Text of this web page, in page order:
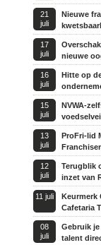
21
juli
Nieuwe
17
juli
nieuwe
16
juli
Hitte op
15
juli
NVWA-
13
juli
ProFri-lid
12
juli
Terugblik
inzet van
11 juli
Keurmerk
Cafetaria
08
juli
Gebruik
talent